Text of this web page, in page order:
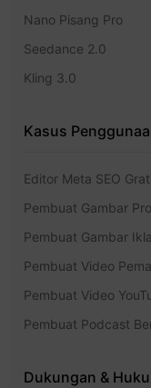
Nano Pisang Pro
Seedance 2.0
Kling 3.0
Kasus
Editor Meta SEO
Pembuat Gambar
Pembuat Gambar
Pembuat Video
Pembuat Video
Pembuat Podcast
Dukungan &